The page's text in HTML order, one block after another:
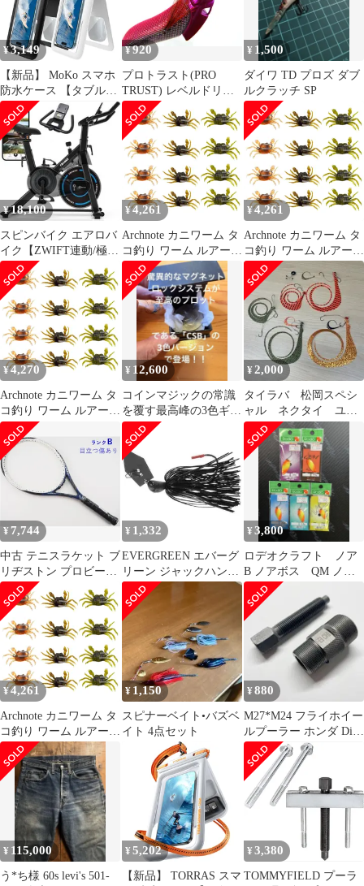
ル, 10cm 13g)
¥3,149
【新品】 MoKo スマホ
防水ケース 【タブル収
納ケース・防水IP68 認
証】 黒白2個セット 完
全防水 ビニール製 2台
スマホ/クレジットカー
ド/現金/鍵など共に収納
iPhone16/15/14/13/12/Ga
laxyS25Ultraなど7イン
チ 1
¥920
プロトラスト(PRO
TRUST) レベルドリフ
ター(LEVEL DRIFTER)
3.5号 PPR ダブルピン
クレッド 40g 格安 リー
ズナブル エギング エギ
餌木 イカ釣り アオリイ
カ釣り
¥ 1,500
ダイワ TD プロズ ダブ
ルクラッチ SP
¥18,100
スピンバイク エアロバ
イク【ZWIFT連動/極静
音】 家庭用
¥4,261
Archnote カニワーム タ
コ釣り ワーム ルアー
タコエギ タコベイト タ
コ チヌ ソフト 疑似餌
12個 セット [マルチカ
ラー4セット(12個入)]
¥4,261
Archnote カニワーム タ
コ釣り ワーム ルアー
タコエギ タコベイト タ
コ チヌ ソフト 疑似餌
12個 セット [マルチカ
ラー4セット(12個入)]
¥4,270
Archnote カニワーム タ
コ釣り ワーム ルアー
タコエギ タコベイト タ
コ チヌ ソフト 疑似餌
12個 セット [マルチカ
ラー4セット(12個入)]
¥ 12,600
コインマジックの常識
を覆す最高峰の3色ギミ
ック『トリプルTUCト
リカラー』
¥2,000
タイラバ 松岡スペシ
ャル ネクタイ ユニ
ット フック付き 鯛
ラバ
¥7,744
中古 テニスラケット ブ
リヂストン プロビーム
V-WR 2.35 2005年モデ
ル (G2) BRIDGESTONE
PROBEAM V-WR 2.35
2005 (c26050434c)
¥ 1,332
EVERGREEN エバーグ
リーン ジャックハンマ
ー1/2oz #48 マットブラ
ック
¥3,800
ロデオクラフト ノア
B ノアボス QM ノアS
オオツカオリカラ ゴ
ッドノーズ
¥4,261
Archnote カニワーム タ
コ釣り ワーム ルアー
タコエギ タコベイト タ
コ チヌ ソフト 疑似餌
12個 セット [マルチカ
ラー4セット(12個入)]
¥ 1,150
スピナーベイト•バズベ
イト 4点セット
¥880
M27*M24 フライホイー
ルプーラー ホンダ Dio
系 モンキー系 カブ
¥ 115,000
う*ち様 60s levi's 501-
¥ 5,202
【新品】 TORRAS スマ
¥ 3,380
TOMMYFIELD プーラ